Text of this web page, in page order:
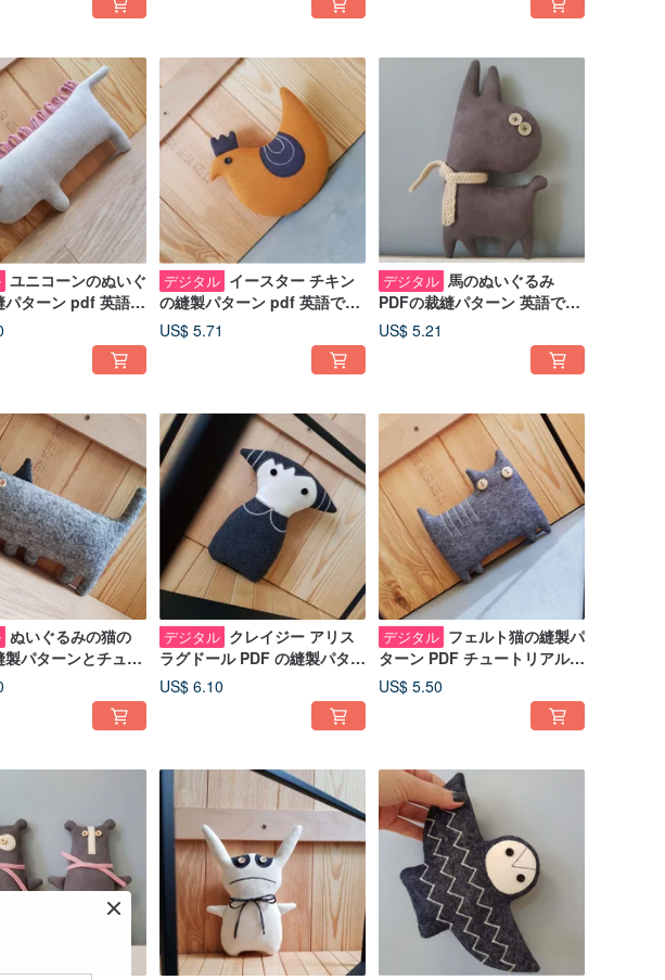
ユニコーンのぬいぐ
パターン pdf 英語の
チュートリアル デ
ンロード
デジタル イースター チキン
の縫製パターン pdf 英語での
縫いぐるみのチュートリア
ル、イースターの装飾 pdf
US$ 5.71
デジタル 馬のぬいぐるみ
PDFの裁縫パターン 英語での
ソフトトイチュートリアル デ
ジタルダウンロード
US$ 5.21
ぬいぐるみの猫の
製パターンとチュー
英語)、デジタル ダ
デジタル クレイジー アリス
ラグドール PDF の縫製パター
ン、英語のチュートリアル、
デジタル ダウンロード
US$ 6.10
デジタル フェルト猫の縫製パ
ターン PDF チュートリアル英
語デジタル製品、フェルト人
形 pdf
US$ 5.50